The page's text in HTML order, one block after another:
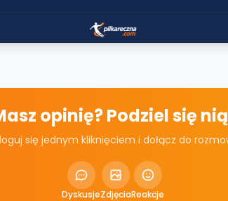
opinię? Podziel się
się jednym kliknięciem i dołącz do
DyskusjeZdjęciaReakcje